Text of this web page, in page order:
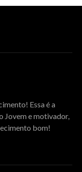
Essa é a
Jovem e motivador,
bom!